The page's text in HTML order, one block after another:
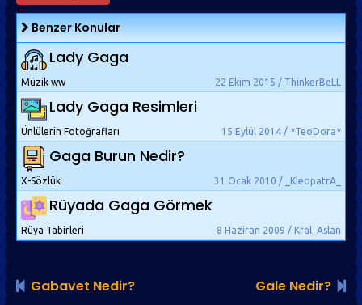
Benzer Konular
Lady Gaga
22 Ekim 2015 / ThinkerBeLL
Müzik ww
Lady Gaga Resimleri
15 Eylül 2014 / *TeoDora*
Ünlülerin Fotoğrafları
Gaga Burun Nedir?
31 Ocak 2010 / _KleopatrA_
X-Sözlük
Rüyada Gaga Görmek
8 Haziran 2009 / Kral_Aslan
Rüya Tabirleri
Gabavet Nedir? Gale Nedir?